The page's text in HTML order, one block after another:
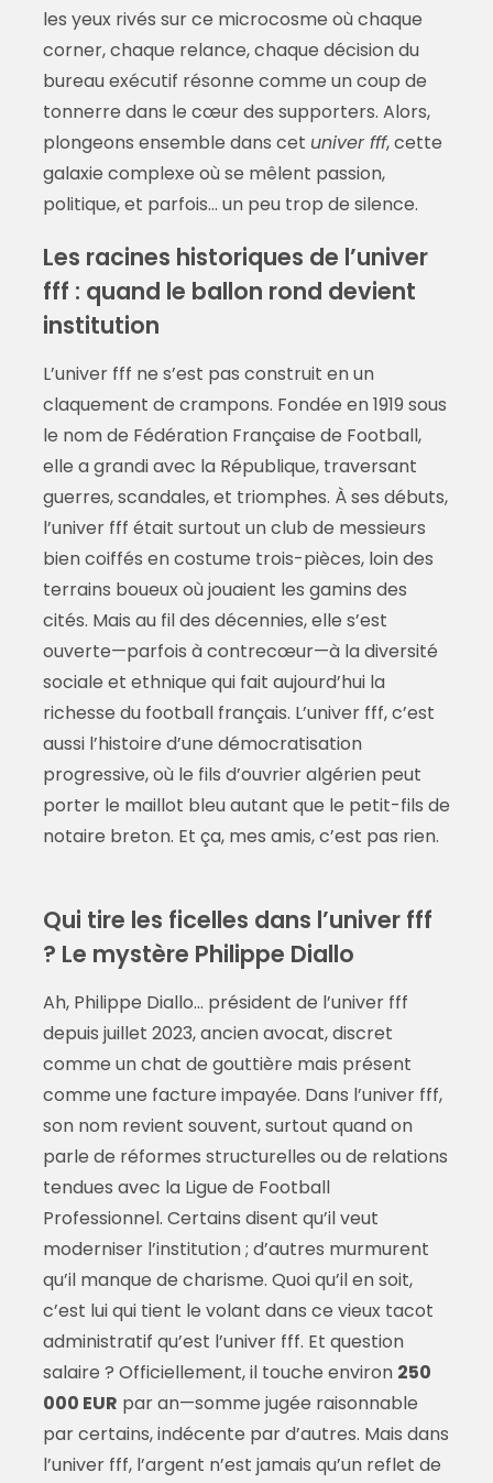
les yeux rivés sur ce microcosme où chaque
corner, chaque relance, chaque décision du
bureau exécutif résonne comme un coup de
tonnerre dans le cœur des supporters. Alors,
plongeons ensemble dans cet univer fff, cette
galaxie complexe où se mêlent passion,
politique, et parfois… un peu trop de silence.
Les racines historiques de l’univer
fff : quand le ballon rond devient
institution
L’univer fff ne s’est pas construit en un
claquement de crampons. Fondée en 1919 sous
le nom de Fédération Française de Football,
elle a grandi avec la République, traversant
guerres, scandales, et triomphes. À ses débuts,
l’univer fff était surtout un club de messieurs
bien coiffés en costume trois-pièces, loin des
terrains boueux où jouaient les gamins des
cités. Mais au fil des décennies, elle s’est
ouverte—parfois à contrecœur—à la diversité
sociale et ethnique qui fait aujourd’hui la
richesse du football français. L’univer fff, c’est
aussi l’histoire d’une démocratisation
progressive, où le fils d’ouvrier algérien peut
porter le maillot bleu autant que le petit-fils de
notaire breton. Et ça, mes amis, c’est pas rien.
Qui tire les ficelles dans l’univer fff
? Le mystère Philippe Diallo
Ah, Philippe Diallo… président de l’univer fff
depuis juillet 2023, ancien avocat, discret
comme un chat de gouttière mais présent
comme une facture impayée. Dans l’univer fff,
son nom revient souvent, surtout quand on
parle de réformes structurelles ou de relations
tendues avec la Ligue de Football
Professionnel. Certains disent qu’il veut
moderniser l’institution ; d’autres murmurent
qu’il manque de charisme. Quoi qu’il en soit,
c’est lui qui tient le volant dans ce vieux tacot
administratif qu’est l’univer fff. Et question
salaire ? Officiellement, il touche environ 250
000 EUR par an—somme jugée raisonnable
par certains, indécente par d’autres. Mais dans
l’univer fff, l’argent n’est jamais qu’un reflet de